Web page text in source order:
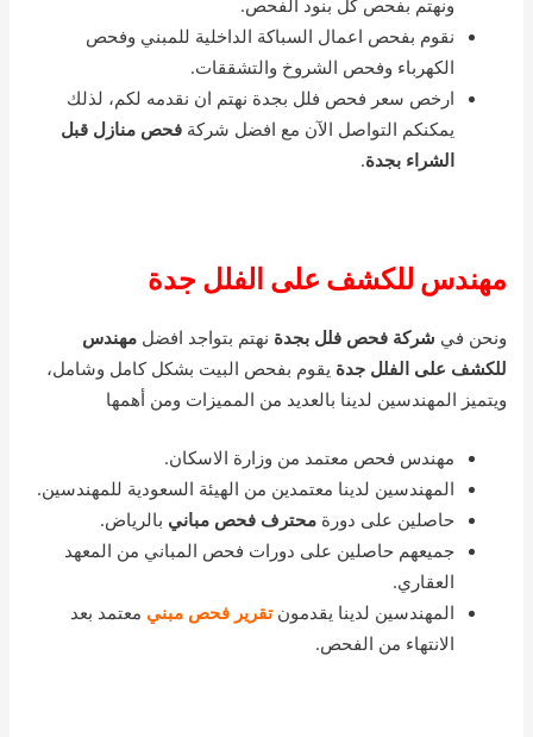
ونهتم بفحص كل بنود الفحص.
نقوم بفحص اعمال السباكة الداخلية للمبني وفحص
الكهرباء وفحص الشروخ والتشققات.
ارخص سعر فحص فلل بجدة نهتم ان نقدمه لكم، لذلك
يمكنكم التواصل الآن مع افضل شركة فحص منازل قبل
الشراء بجدة.
مهندس للكشف على الفلل جدة
ونحن في شركة فحص فلل بجدة نهتم بتواجد افضلمهندس
للكشف على الفلل جدة يقوم بفحص البيت بشكل كامل وشامل،
ويتميز المهندسين لدينا بالعديد من المميزات ومن أهمها
مهندس فحص معتمد من وزارة الاسكان.
المهندسين لدينا معتمدين من الهيئة السعودية للمهندسين.
حاصلين على دورةمحترف فحص مباني بالرياض.
جميعهم حاصلين على دورات فحص المباني من المعهد
العقاري.
المهندسين لدينا يقدمون تقرير فحص مبني معتمد بعد
الانتهاء من الفحص.